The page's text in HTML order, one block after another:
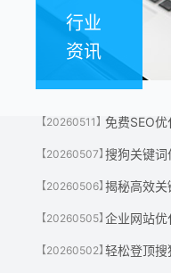
行业
资讯
【20260511】
【20260507】
【20260506】
【20260505】
【20260502】轻松登顶搜